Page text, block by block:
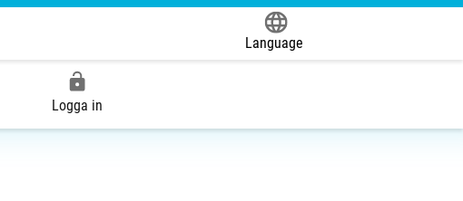
Language
Logga in